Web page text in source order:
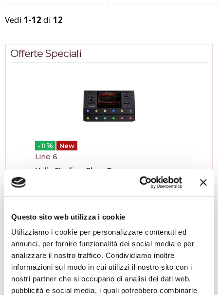
Questo sito web utilizza i cookie
Utilizziamo i cookie per personalizzare contenuti ed
annunci, per fornire funzionalità dei social media e per
analizzare il nostro traffico. Condividiamo inoltre
informazioni sul modo in cui utilizzi il nostro sito con i
nostri partner che si occupano di analisi dei dati web,
pubblicità e social media, i quali potrebbero combinarle
Vedi 1-12 di 12
Offerte Speciali
-11 % New
Line 6
Helix Stadium Floor Processore...
Il Helix Stadium Floor è il nuovo punto di
riferimento tra i processori multieffetto
In offerta fino a: 31/08/2026
€
1.639,00 €
1.848,00
Compra